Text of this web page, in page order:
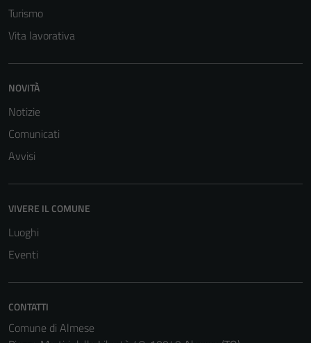
Turismo
Vita lavorativa
NOVITÀ
Notizie
Comunicati
Avvisi
VIVERE IL COMUNE
Luoghi
Eventi
CONTATTI
Comune di Almese
Questi cookie